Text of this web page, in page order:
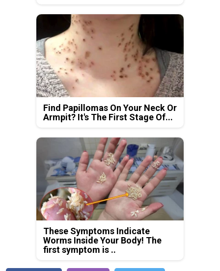
Find Papillomas On Your Neck Or
Armpit? It's The First Stage Of...
These Symptoms Indicate
Worms Inside Your Body! The
first symptom is ..